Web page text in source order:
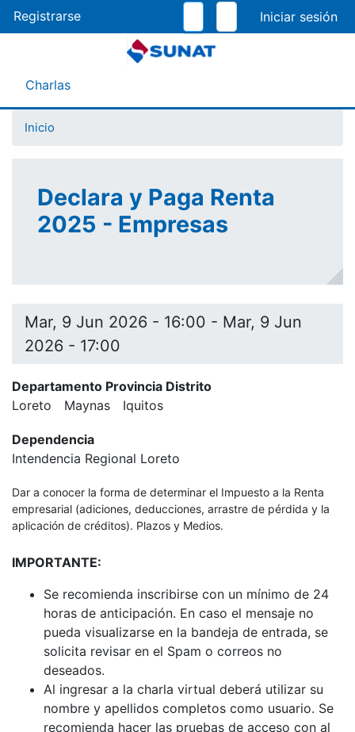
al
contenido
Registrarse
Menú Asistente
Charlas
Inicio
Declara y Paga Renta
2025 - Empresas
Mar, 9 Jun 2026 - 16:00 - Mar, 9 Jun
2026 - 17:00
Departamento Provincia Distrito
Loreto
Maynas Iquitos
Dependencia
Intendencia Regional Loreto
Dar a conocer la forma de determinar el Impuesto a la Renta
empresarial (adiciones, deducciones, arrastre de pérdida y la
aplicación de créditos). Plazos y Medios.
IMPORTANTE:
Se recomienda inscribirse con un mínimo de 24
horas de anticipación. En caso el mensaje no
pueda visualizarse en la bandeja de entrada, se
solicita revisar en el Spam o correos no
deseados.
Al ingresar a la charla virtual deberá utilizar su
nombre y apellidos completos como usuario. Se
recomienda hacer las pruebas de acceso con al